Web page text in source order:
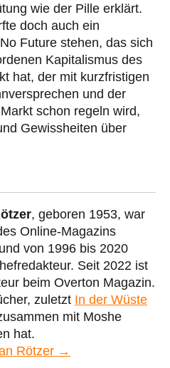
wie der Pille erklärt.
doch auch ein
Future stehen, das sich
Kapitalismus des
hat, der mit kurzfristigen
und der
schon regeln wird,
Gewissheiten über
, geboren 1953, war
Online-Magazins
von 1996 bis 2020
Seit 2022 ist
beim Overton Magazin.
zuletzt In der Wüste
mit Moshe
hat.
Rötzer →